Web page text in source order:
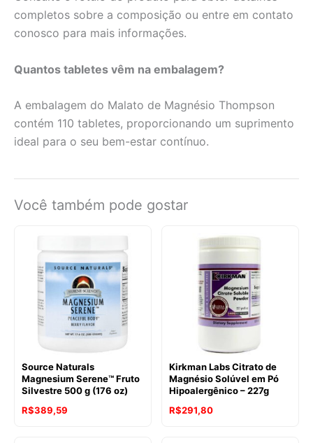
completos sobre a composição ou entre em contato
conosco para mais informações.
Quantos tabletes vêm na embalagem?
A embalagem do Malato de Magnésio Thompson
contém 110 tabletes, proporcionando um suprimento
ideal para o seu bem-estar contínuo.
Você também pode gostar
Source Naturals
Magnesium Serene™ Fruto
Silvestre 500 g (176 oz)
R$389,59
Kirkman Labs Citrato de
Magnésio Solúvel em Pó
Hipoalergênico – 227g
R$291,80